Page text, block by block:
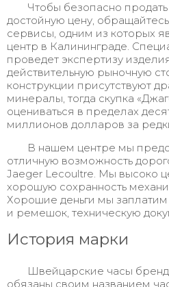
Чтобы безопасно
достойную цену,
сервисы, одним из которых
центр в Калининграде.
проведет экспертизу
действительную рыночную
конструкции присутствуют
минералы, тогда скупка
оцениваться в пределах
миллионов долларов за
В нашем центре мы
отличную возможность
Jaeger Lecoultre. Мы высоко
хорошую сохранность
Хорошие деньги мы
и ремешок, техническую
История марки
Швейцарские часы
обязаны своим названием